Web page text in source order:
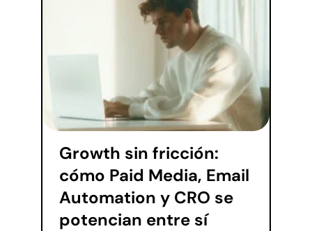
Growth sin fricción:
cómo Paid Media, Email
Automation y CRO se
potencian entre sí